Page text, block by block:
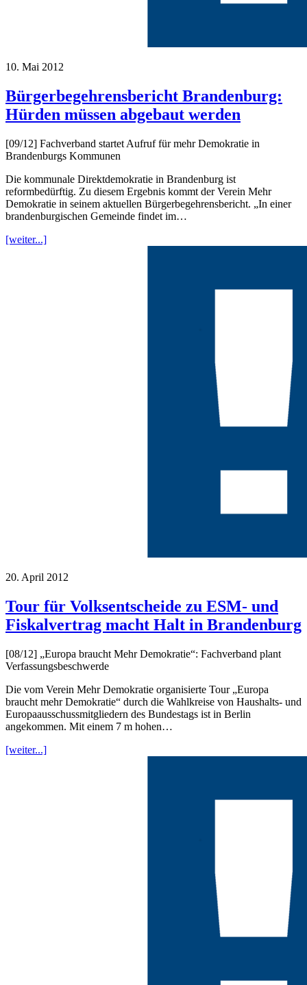
10. Mai 2012
Bürgerbegehrensbericht Brandenburg:
Hürden müssen abgebaut werden
[09/12] Fachverband startet Aufruf für mehr Demokratie in
Brandenburgs Kommunen
Die kommunale Direktdemokratie in Brandenburg ist
reformbedürftig. Zu diesem Ergebnis kommt der Verein Mehr
Demokratie in seinem aktuellen Bürgerbegehrensbericht. „In einer
brandenburgischen Gemeinde findet im…
[weiter...]
20. April 2012
Tour für Volksentscheide zu ESM- und
Fiskalvertrag macht Halt in Brandenburg
[08/12] „Europa braucht Mehr Demokratie“: Fachverband plant
Verfassungsbeschwerde
Die vom Verein Mehr Demokratie organisierte Tour „Europa
braucht mehr Demokratie“ durch die Wahlkreise von Haushalts- und
Europaausschussmitgliedern des Bundestags ist in Berlin
angekommen. Mit einem 7 m hohen…
[weiter...]